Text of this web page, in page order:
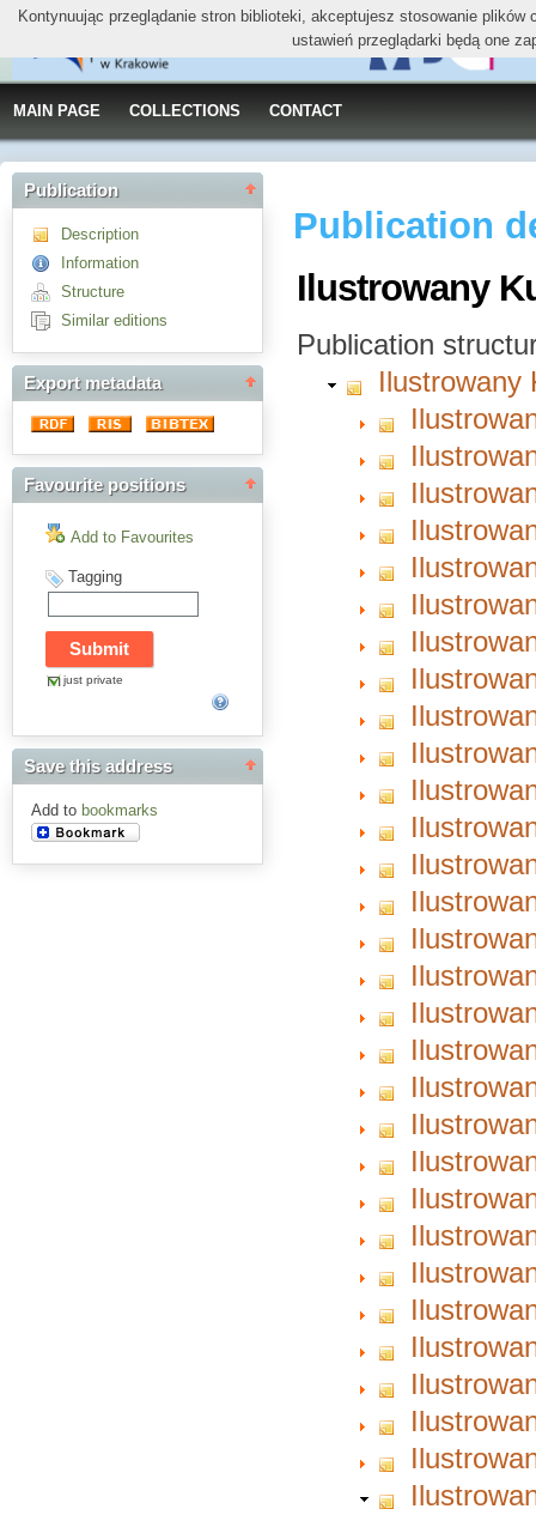
MAIN PAGE COLLECTIONS CONTACT
Publication
Description
Information
Structure
Similar editions
Export metadata
Favourite positions
Add to Favourites
Tagging
just private
Save this address
Add to bookmarks
Publication
Ilustrowany
Publication
Ilustrowany
Kontynuując przeglądanie stron biblioteki, akceptujesz stosowanie
ustawień przeglądarki będą one